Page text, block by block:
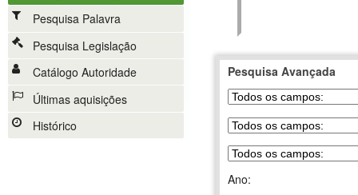
Pesquisa Palavra
Pesquisa Legislação
Catálogo Autoridade
Últimas aquisições
Histórico
Pesquisa Avançada
Ano: